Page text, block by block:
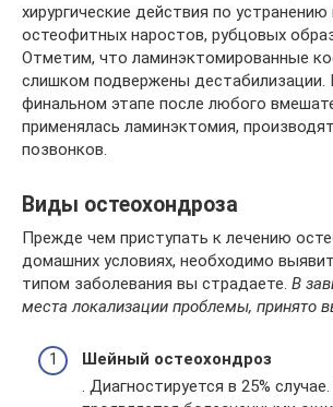
хирургические действия по устранению
остеофитных наростов, рубцовых
Отметим, что ламинэктомированные
слишком подвержены дестабилизации.
финальном этапе после любого
применялась ламинэктомия,
позвонков.
Виды остеохондроза
Прежде чем приступать к лечению
домашних условиях, необходимо
типом заболевания вы страдаете. В
места локализации проблемы, принято
Шейный остеохондроз
. Диагностируется в 25%